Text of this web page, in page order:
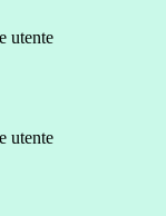
utente
utente